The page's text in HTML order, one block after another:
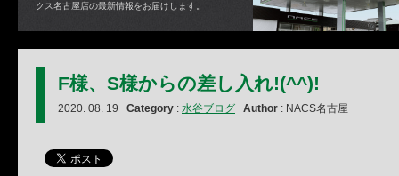
クス名古屋店の最新情報をお届けします。
F様、S様からの差し入れ!(^^)!
2020. 08. 19 Category : 水谷ブログ Author : NACS名古屋